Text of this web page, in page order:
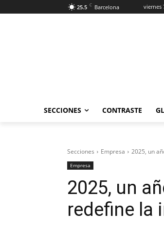
25.5 C Barcelona viernes
SECCIONES CONTRASTE
Secciones Empresa 2025, un
Empresa
2025, un
redefine la